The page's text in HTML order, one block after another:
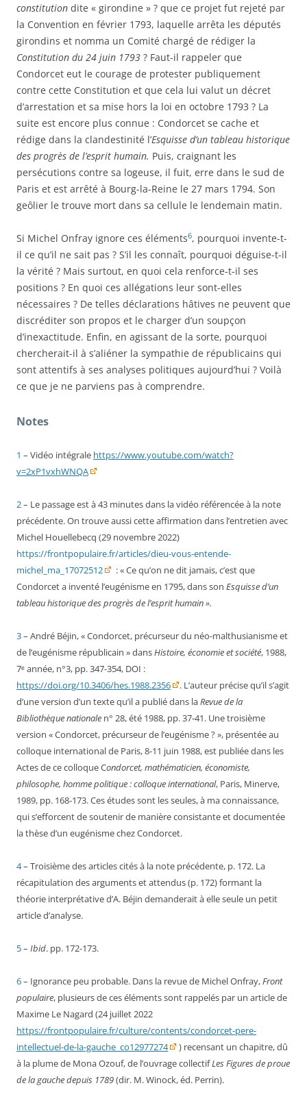
constitution dite « girondine » ? que ce projet fut rejeté par
la Convention en février 1793, laquelle arrêta les députés
girondins et nomma un Comité chargé de rédiger la
Constitution du 24 juin 1793 ? Faut-il rappeler que
Condorcet eut le courage de protester publiquement
contre cette Constitution et que cela lui valut un décret
d’arrestation et sa mise hors la loi en octobre 1793 ? La
suite est encore plus connue : Condorcet se cache et
rédige dans la clandestinité l’Esquisse d’un tableau historique
des progrès de l’esprit humain. Puis, craignant les
persécutions contre sa logeuse, il fuit, erre dans le sud de
Paris et est arrêté à Bourg-la-Reine le 27 mars 1794. Son
geôlier le trouve mort dans sa cellule le lendemain matin.
Si Michel Onfray ignore ces éléments6, pourquoi invente-t-
il ce qu’il ne sait pas ? S’il les connaît, pourquoi déguise-t-il
la vérité ? Mais surtout, en quoi cela renforce-t-il ses
positions ? En quoi ces allégations leur sont-elles
nécessaires ? De telles déclarations hâtives ne peuvent que
discréditer son propos et le charger d’un soupçon
d’inexactitude. Enfin, en agissant de la sorte, pourquoi
chercherait-il à s’aliéner la sympathie de républicains qui
sont attentifs à ses analyses politiques aujourd’hui ? Voilà
ce que je ne parviens pas à comprendre.
Notes
1 – Vidéo intégrale https://www.youtube.com/watch?
v=2xP1vxhWNQA
2– Le passage est à 43 minutes dans la vidéo référencée à la note
précédente. On trouve aussi cette affirmation dans l’entretien avec
Michel Houellebecq (29 novembre 2022)
https://frontpopulaire.fr/articles/dieu-vous-entende-
michel_ma_17072512
: « Ce qu’on ne dit jamais, c’est que
Condorcet a inventé l’eugénisme en 1795, dans son Esquisse d’un
tableau historique des progrès de l’esprit humain».
3– André Béjin, « Condorcet, précurseur du néo-malthusianisme et
de l’eugénisme républicain » dansHistoire, économie et société, 1988,
7ᵉ année, n°3, pp. 347-354, DOI :
https://doi.org/10.3406/hes.1988.2356
. L’auteur précise qu’il s’agit
d’une version d’un texte qu’il a publié dans laRevue de la
Bibliothèque nationale n° 28, été 1988, pp. 37-41. Une troisième
version « Condorcet, précurseur de l’eugénisme ? », présentée au
colloque international de Paris, 8-11 juin 1988, est publiée dans les
Actes de ce colloque Condorcet, mathématicien, économiste,
philosophe, homme politique : colloque international, Paris, Minerve,
1989, pp. 168-173. Ces études sont les seules, à ma connaissance,
qui s’efforcent de soutenir de manière consistante et documentée
la thèse d’un eugénisme chez Condorcet.
4– Troisième des articles cités à la note précédente, p. 172. La
récapitulation des arguments et attendus (p. 172) formant la
théorie interprétative d’A. Béjin demanderait à elle seule un petit
article d’analyse.
5– Ibid. pp. 172-173.
6– Ignorance peu probable. Dans la revue de Michel Onfray,Front
populaire, plusieurs de ces éléments sont rappelés par un article de
Maxime Le Nagard (24 juillet 2022
https://frontpopulaire.fr/culture/contents/condorcet-pere-
intellectuel-de-la-gauche_co12977274
) recensant un chapitre, dû
à la plume de Mona Ozouf, de l’ouvrage collectifLes Figures de proue
de la gauche depuis 1789(dir. M. Winock, éd. Perrin).